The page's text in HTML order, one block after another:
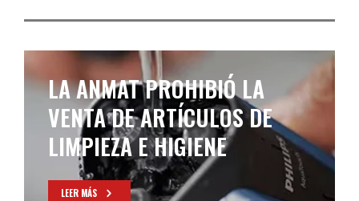
LA ANMAT PROHIBIÓ LA
VENTA DE ARTÍCULOS DE
LIMPIEZA E HIGIENE
LEER MÁS